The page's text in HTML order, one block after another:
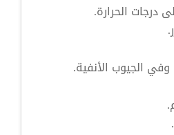
درجات الحرارة.
الجيوب الأنفية.